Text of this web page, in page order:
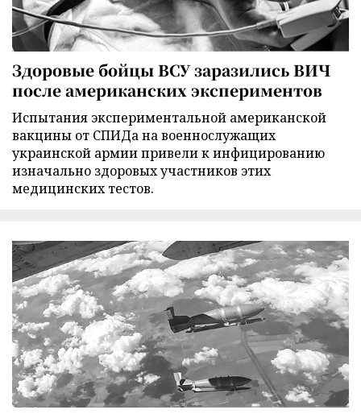
Здоровые бойцы ВСУ заразились ВИЧ
после американских экспериментов
Испытания экспериментальной американской
вакцины от СПИДа на военнослужащих
украинской армии привели к инфицированию
изначально здоровых участников этих
медицинских тестов.